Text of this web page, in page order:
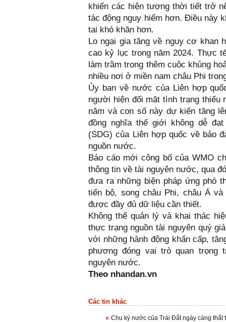
khiến các hiện tượng thời tiết trở
tác động nguy hiểm hơn. Điều này
tai khó khăn hơn.
Lo ngại gia tăng về nguy cơ khan
cao kỷ lục trong năm 2024. Thực
làm trầm trọng thêm cuộc khủng
nhiều nơi ở miền nam châu Phi
Ủy ban về nước của Liên hợp
người hiện đối mặt tình trạng thiếu
năm và con số này dự kiến tăng
đồng nghĩa thế giới không dễ
(SDG) của Liên hợp quốc về bảo
nguồn nước.
Báo cáo mới công bố của WMO
thông tin về tài nguyên nước, qua
đưa ra những biện pháp ứng phó
tiến bộ, song châu Phi, châu Á
được đầy đủ dữ liệu cần thiết.
Không thể quản lý và khai thác
thực trạng nguồn tài nguyên quý
với những hành động khẩn cấp,
phương đóng vai trò quan trọng
nguyên nước.
Theo nhandan.vn
Các tin khác
Chu kỳ nước của Trái Đất ngày càng thất